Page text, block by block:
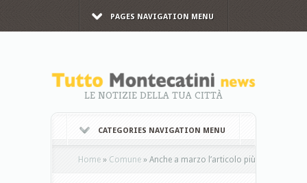
PAGES NAVIGATION MENU
LE NOTIZIE DELLA TUA CITTÀ
CATEGORIES NAVIGATION MENU
Home » Comune » Anche a marzo l’articolo più